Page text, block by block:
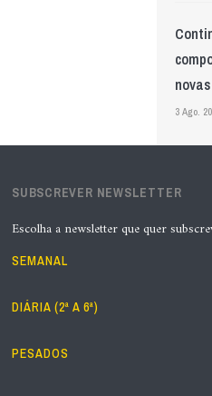
3 Ago.
5 Ago.
GS
SUBSCREVER NEWSLETTER
Escolha a newsletter que quer
SEMANAL
DIÁRIA (2ª A 6ª)
PESADOS